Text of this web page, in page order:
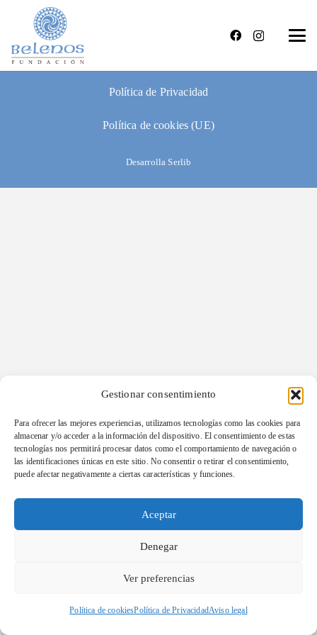
Gestionar consentimiento
Para ofrecer las mejores experiencias, utilizamos tecnologías como las cookies para
almacenar y/o acceder a la información del dispositivo. El consentimiento de estas
tecnologías nos permitirá procesar datos como el comportamiento de navegación o
las identificaciones únicas en este sitio. No consentir o retirar el consentimiento,
puede afectar negativamente a ciertas características y funciones.
Aceptar
Denegar
Ver preferencias
Política de cookiesPolítica de PrivacidadAviso legal
Política de Privacidad
Política de cookies (UE)
Desarrolla Serlib